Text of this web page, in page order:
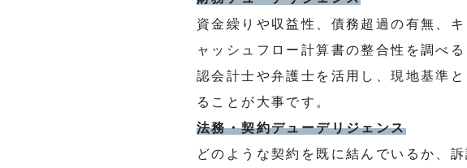
資金繰りや収益性、債務超過の有無、
ャッシュフロー計算書の整合性を調べ
認会計士や弁護士を活用し、現地基準
ることが大事です。
法務・契約デューデリジェンス
どのような契約を既に結んでいるか、